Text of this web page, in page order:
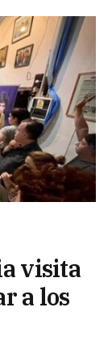
visita
a los